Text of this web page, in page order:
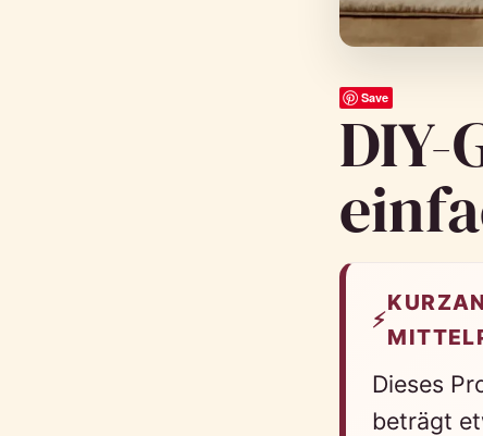
Save
DIY-
⚡
Dieses
beträgt